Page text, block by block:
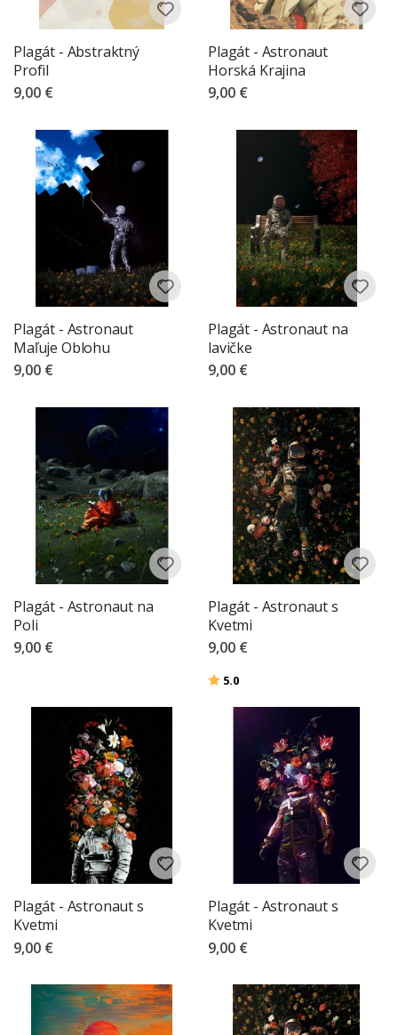
Plagát - Abstraktný
Profil
9,00 €
Plagát - Astronaut
Horská Krajina
9,00 €
Plagát - Astronaut
Maľuje Oblohu
9,00 €
Plagát - Astronaut na
lavičke
9,00 €
Plagát - Astronaut na
Poli
9,00 €
Plagát - Astronaut s
Kvetmi
9,00 €
Hodnotenie:
5.0
Plagát - Astronaut s
Kvetmi
9,00 €
Plagát - Astronaut s
Kvetmi
9,00 €